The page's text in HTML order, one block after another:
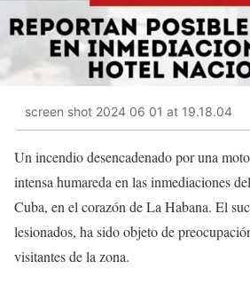
screen shot 2024 06 01 at 19.18.04
Un incendio desencadenado por una
intensa humareda en las inmediaciones
Cuba, en el corazón de La Habana. El
lesionados, ha sido objeto de
visitantes de la zona.